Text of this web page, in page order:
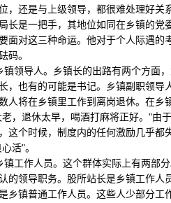
，还是与上级领导，都很难处理好
长是一把手，其地位如同在乡镇的
要面对这三种命运。他对于个人际遇
码。
导人。乡镇长的出路有两个方面，
，也有的可能是书记。乡镇副职领
人将在乡镇里工作到离岗退休。在
，退休太早，喝酒打麻将正好。"由
这个时候，制度内的任何激励几乎
活"。
作人员。这个群体实际上有两部分
的领导职务。股所站长是乡镇工作
乡镇普通工作人员。这些人少部分